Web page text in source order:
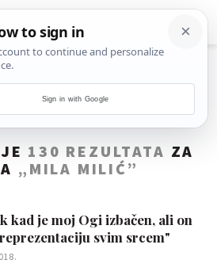
130 REZULTATA ZA
„MILA MILIĆ”
kad je moj Ogi izbačen, ali on
svim srcem"
Sign in with Google